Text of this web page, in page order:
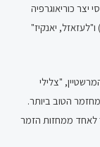
הגג" (1964). גם בוב פוסי יצר כוריאוגרפיה
ללהיטים בימתיים רבים, בהם "משחק הפיג'מות" (1954) ו"לעזאזל, יאנקיז"
"צלילי
טוני למחזמר הטוב ביותר.
המוצלחת ב-1965, הוא הפך לאחד ממחזות הזמר